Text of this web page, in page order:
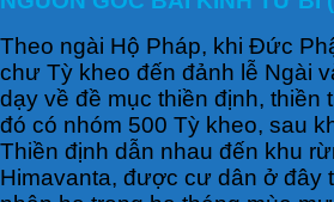
Theo ngài Hộ Pháp, khi Đức
chư Tỳ kheo đến đảnh lễ Ngài
dạy về đề mục thiền định, thiền
đó có nhóm 500 Tỳ kheo, sau
Thiền định dẫn nhau đến khu
Himavanta, được cư dân ở đây